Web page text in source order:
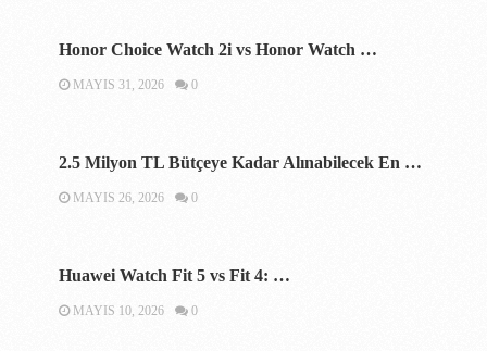
Honor Choice Watch 2i vs Honor Watch …
MAYIS 31, 2026 0
2.5 Milyon TL Bütçeye Kadar Alınabilecek En …
MAYIS 26, 2026 0
Huawei Watch Fit 5 vs Fit 4: …
MAYIS 10, 2026 0